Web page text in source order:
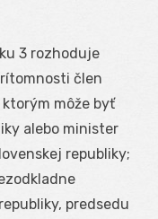
3 rozhoduje
člen
môže byť
alebo minister
republiky;
predsedu